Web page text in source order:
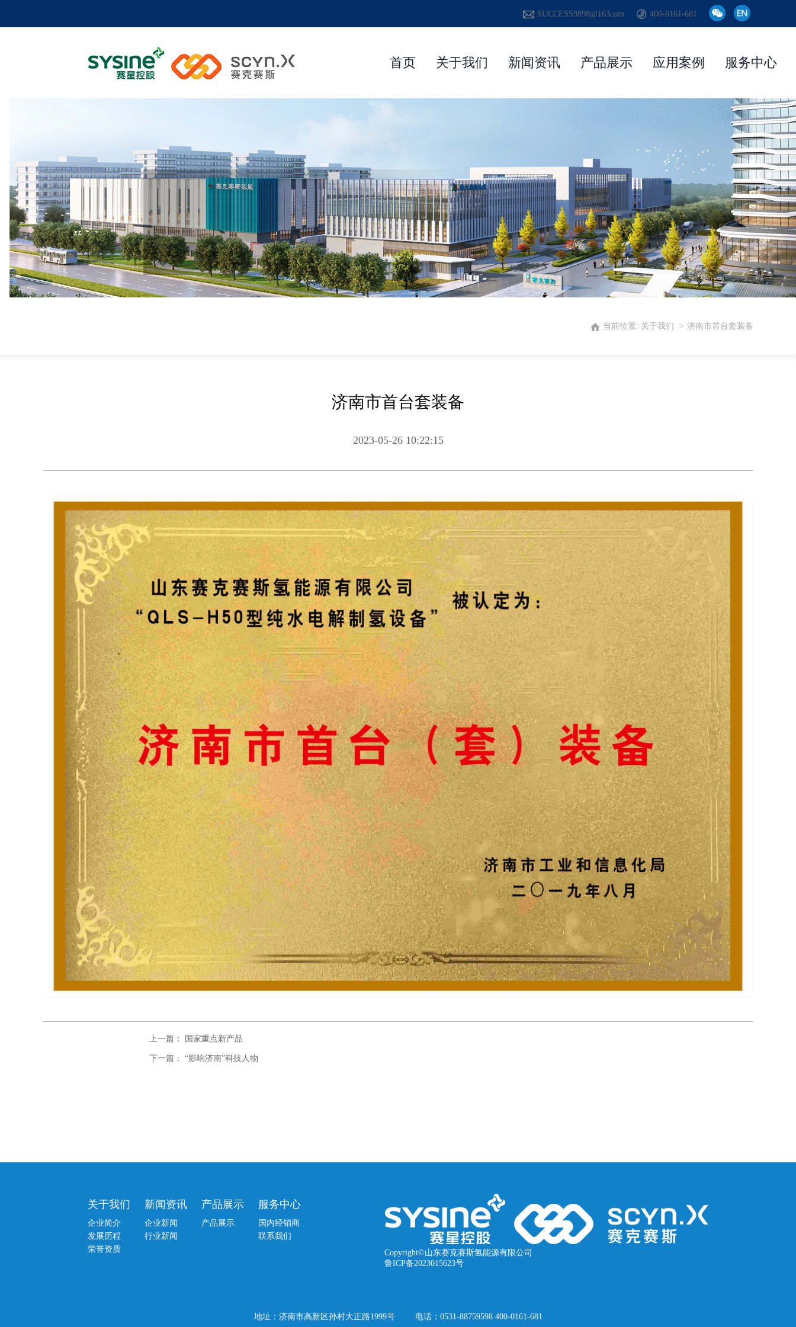
SUCCESS9898@163com 400-0161-681
首页 关于我们 新闻资讯 产品展示 应用案例 服务中心
当前位置: 关于我们 济南市首台套装备
济南市首台套装备
2023-05-26 10:22:15
上一篇： 国家重点新产品
下一篇： “影响济南”科技人物
关于我们
企业简介
发展历程
荣誉资质
新闻资讯
企业新闻
行业新闻
产品展示
产品展示
服务中心
国内经销商
联系我们
Copyright©山东赛克赛斯氢能源有限公司
鲁ICP备2023015623号
地址：济南市高新区孙村大正路1999号 电话：0531-88759598 400-0161-681